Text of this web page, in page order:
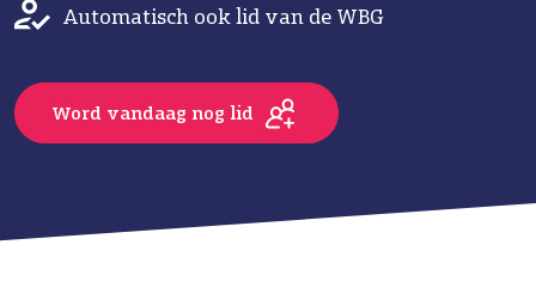
Automatisch ook lid van de WBG
Word vandaag nog lid